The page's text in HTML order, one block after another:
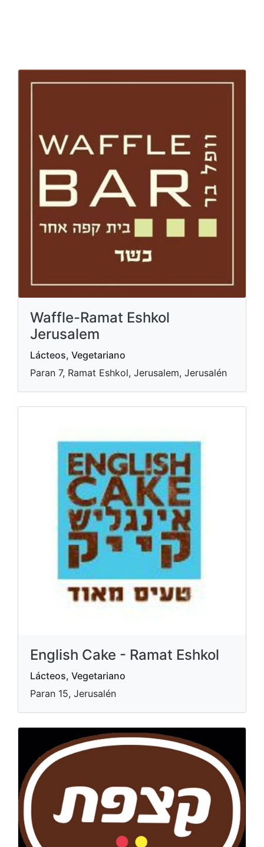
Waffle-Ramat Eshkol
Jerusalem
Lácteos, Vegetariano
Paran 7, Ramat Eshkol, Jerusalem, Jerusalén
English Cake - Ramat Eshkol
Lácteos, Vegetariano
Paran 15, Jerusalén